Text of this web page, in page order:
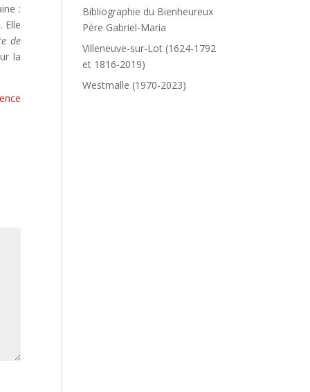
:
Elle
de
la
Bibliographie du Bienheureux
Père Gabriel-Maria
Villeneuve-sur-Lot (1624-1792
et 1816-2019)
Westmalle (1970-2023)